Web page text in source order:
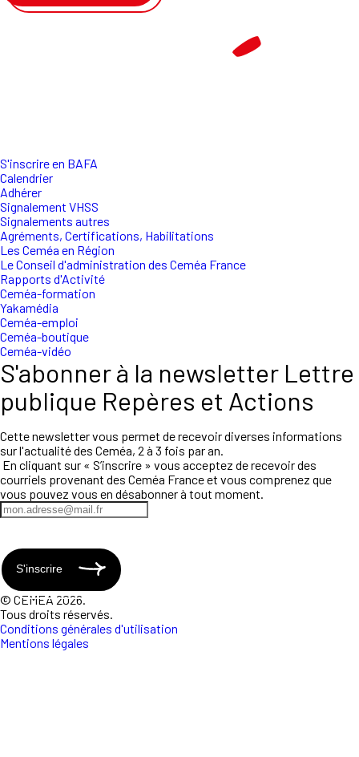
S'inscrire en BAFA
Calendrier
Adhérer
Signalement VHSS
Signalements autres
Agréments, Certifications, Habilitations
Les Ceméa en Région
Le Conseil d'administration des Ceméa France
Rapports d'Activité
Ceméa-formation
Yakamédia
Ceméa-emploi
Ceméa-boutique
Ceméa-vidéo
S'abonner à la newsletter Lettre
publique Repères et Actions
Cette newsletter vous permet de recevoir diverses informations
sur l'actualité des Ceméa, 2 à 3 fois par an.
En cliquant sur « S’inscrire » vous acceptez de recevoir des
courriels provenant des Ceméa France et vous comprenez que
vous pouvez vous en désabonner à tout moment.
S'inscrire
© CEMEA 2026.
Tous droits réservés.
Conditions générales d'utilisation
Mentions légales